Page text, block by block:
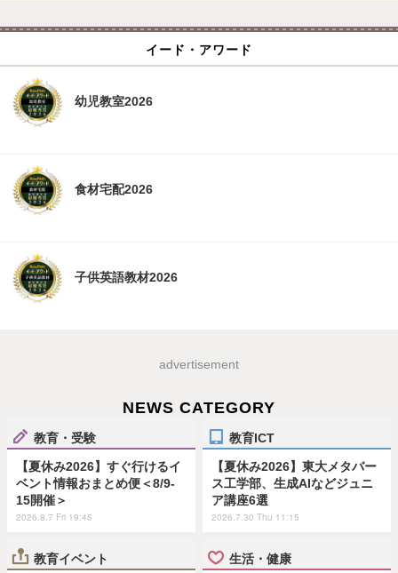
イード・アワード
幼児教室2026
食材宅配2026
子供英語教材2026
advertisement
NEWS CATEGORY
教育・受験
【夏休み2026】すぐ行けるイ
ベント情報おまとめ便＜8/9-
15開催＞
2026.8.7 Fri 19:45
教育ICT
【夏休み2026】東大メタバー
ス工学部、生成AIなどジュニ
ア講座6選
2026.7.30 Thu 11:15
教育イベント 生活・健康